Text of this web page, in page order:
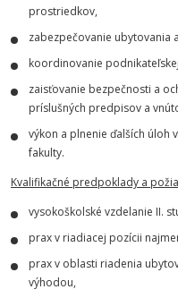
prostriedkov,
zabezpečovanie ubytovania
koordinovanie
zaisťovanie bezpečnosti a
príslušných predpisov a
výkon a plnenie ďalších úloh
fakulty.
Kvalifikačné predpoklady a
vysokoškolské vzdelanie II.
prax v riadiacej pozícii
prax v oblasti riadenia
výhodou,